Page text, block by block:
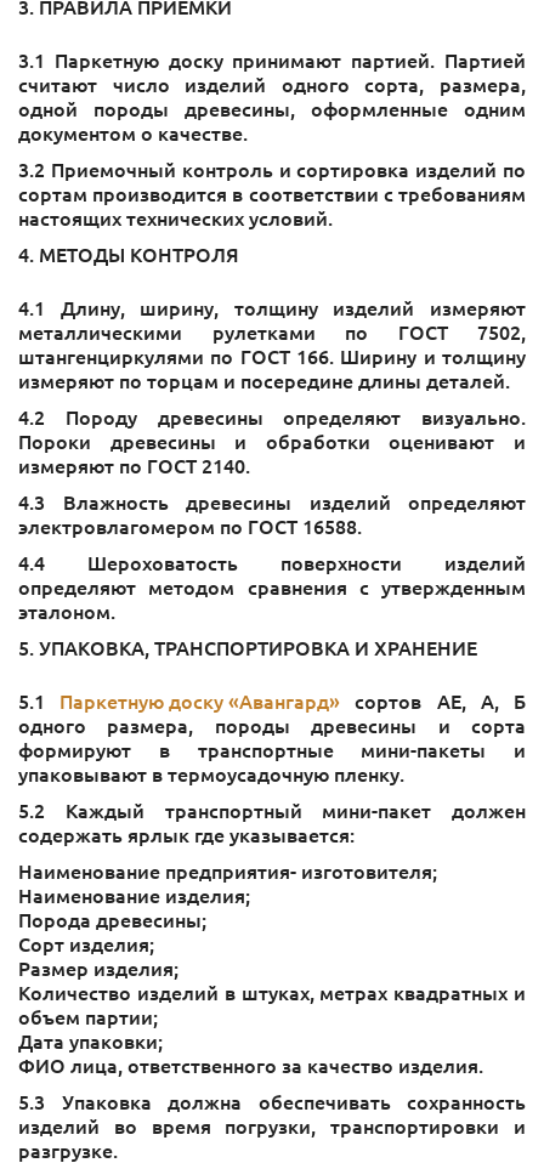
3. ПРАВИЛА ПРИЕМКИ
3.1 Паркетную доску принимают партией. Партией
считают число изделий одного сорта, размера,
одной породы древесины, оформленные одним
документом о качестве.
3.2 Приемочный контроль и сортировка изделий по
сортам производится в соответствии с требованиям
настоящих технических условий.
4. МЕТОДЫ КОНТРОЛЯ
4.1 Длину, ширину, толщину изделий измеряют
металлическими рулетками по ГОСТ 7502,
штангенциркулями по ГОСТ 166. Ширину и толщину
измеряют по торцам и посередине длины деталей.
4.2 Породу древесины определяют визуально.
Пороки древесины и обработки оценивают и
измеряют по ГОСТ 2140.
4.3 Влажность древесины изделий определяют
электровлагомером по ГОСТ 16588.
4.4 Шероховатость поверхности изделий
определяют методом сравнения с утвержденным
эталоном.
5. УПАКОВКА, ТРАНСПОРТИРОВКА И ХРАНЕНИЕ
5.​1 Паркетную доску «Авангард» сортов АЕ, А, Б
одного размера, породы древесины и сорта
формируют в транспортные мини-пакеты и
упаковывают в термоусадочную пленку.
5.2 Каждый транспортный мини-пакет должен
содержать ярлык где указывается:
Наименование предприятия- изготовителя;
Наименование изделия;
Порода древесины;
Сорт изделия;
Размер изделия;
Количество изделий в штуках, метрах квадратных и
объем партии;
Дата упаковки;
ФИО лица, ответственного за качество изделия.
5.​3 Упаковка должна обеспечивать сохранность
изделий во время погрузки, транспортировки и
разгрузке.